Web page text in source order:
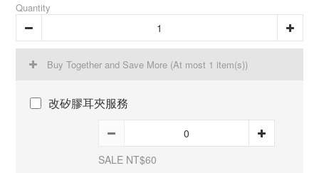
Quantity
Buy Together and Save More (At most 1 item(s))
改矽膠耳夾服務
SALE NT$60